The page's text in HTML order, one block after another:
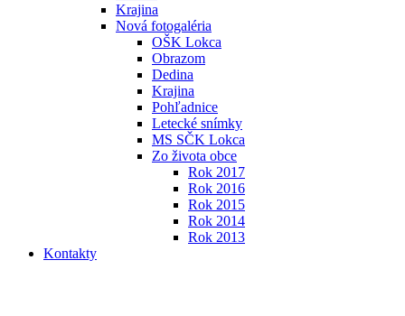
Krajina
Nová fotogaléria
OŠK Lokca
Obrazom
Dedina
Krajina
Pohľadnice
Letecké snímky
MS SČK Lokca
Zo života obce
Rok 2017
Rok 2016
Rok 2015
Rok 2014
Rok 2013
Kontakty